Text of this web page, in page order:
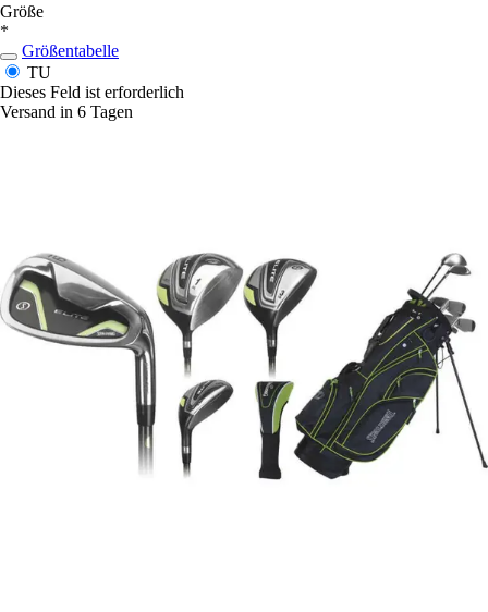
Größe
*
Größentabelle
TU
Dieses Feld ist erforderlich
Versand in 6 Tagen